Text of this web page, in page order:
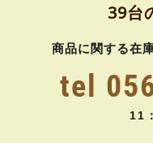
39台
商品に関する在
tel
11